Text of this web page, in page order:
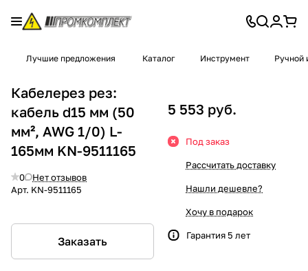
Лучшие предложения Каталог Инструмент Ручной
Кабелерез рез:
кабель d15 мм (50
мм², AWG 1/0) L-
165мм KN-9511165
0
Нет отзывов
Арт. KN-9511165
Заказать
5 553 руб.
Под заказ
Рассчитать доставку
Нашли дешевле?
Хочу в подарок
Гарантия 5 лет